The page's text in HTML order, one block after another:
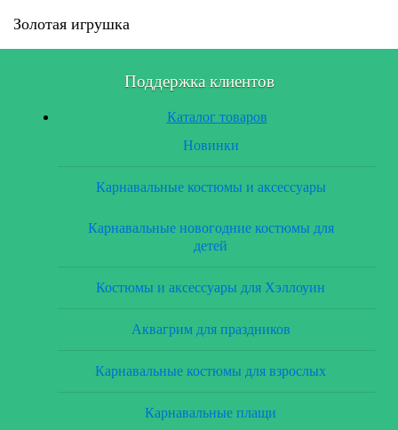
Золотая игрушка
Поддержка клиентов
Каталог товаров
Новинки
Карнавальные костюмы и аксессуары
Карнавальные новогодние костюмы для
детей
Костюмы и аксессуары для Хэллоуин
Аквагрим для праздников
Карнавальные костюмы для взрослых
Карнавальные плащи